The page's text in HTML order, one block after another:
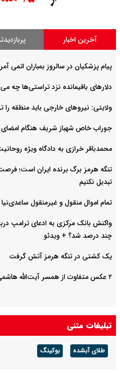
آخرین اخبار
پیام پزشکیان در سالروز بمباران اتمی
دلارهای باقیمانده نزد تراستی‌ها چه
ولایتی: نیروهای خارجی باید منطقه
جوراب خاص شهباز شریف هنگام
محمدباقر خرازی به دادگاه ویژه
تنگه هرمز برگ برنده ایران است؛
تبدیل نکنیم
تمام اموال منقول و غیرمنقول
واکنش بانک مرکزی به ادعای ترامپ
چند درصد شد؟ + ویدئو
یک کشتی در تنگه‌ هرمز آتش گرفت
۲ عکس متفاوت از همسر آیت‌الله هاشمی رفسنجانی
تبلیغات متنی
طلای آبشده بوکینگ